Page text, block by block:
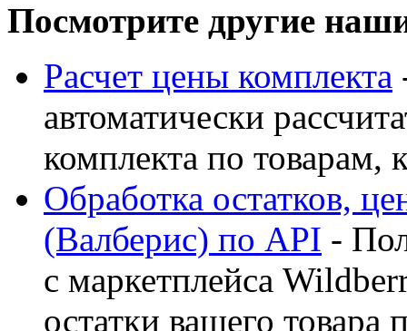
Посмотрите другие
Расчет цены комплекта
автоматически
комплекта по товарам,
Обработка остатков,
(Валберис) по API -
с маркетплейса
остатки вашего